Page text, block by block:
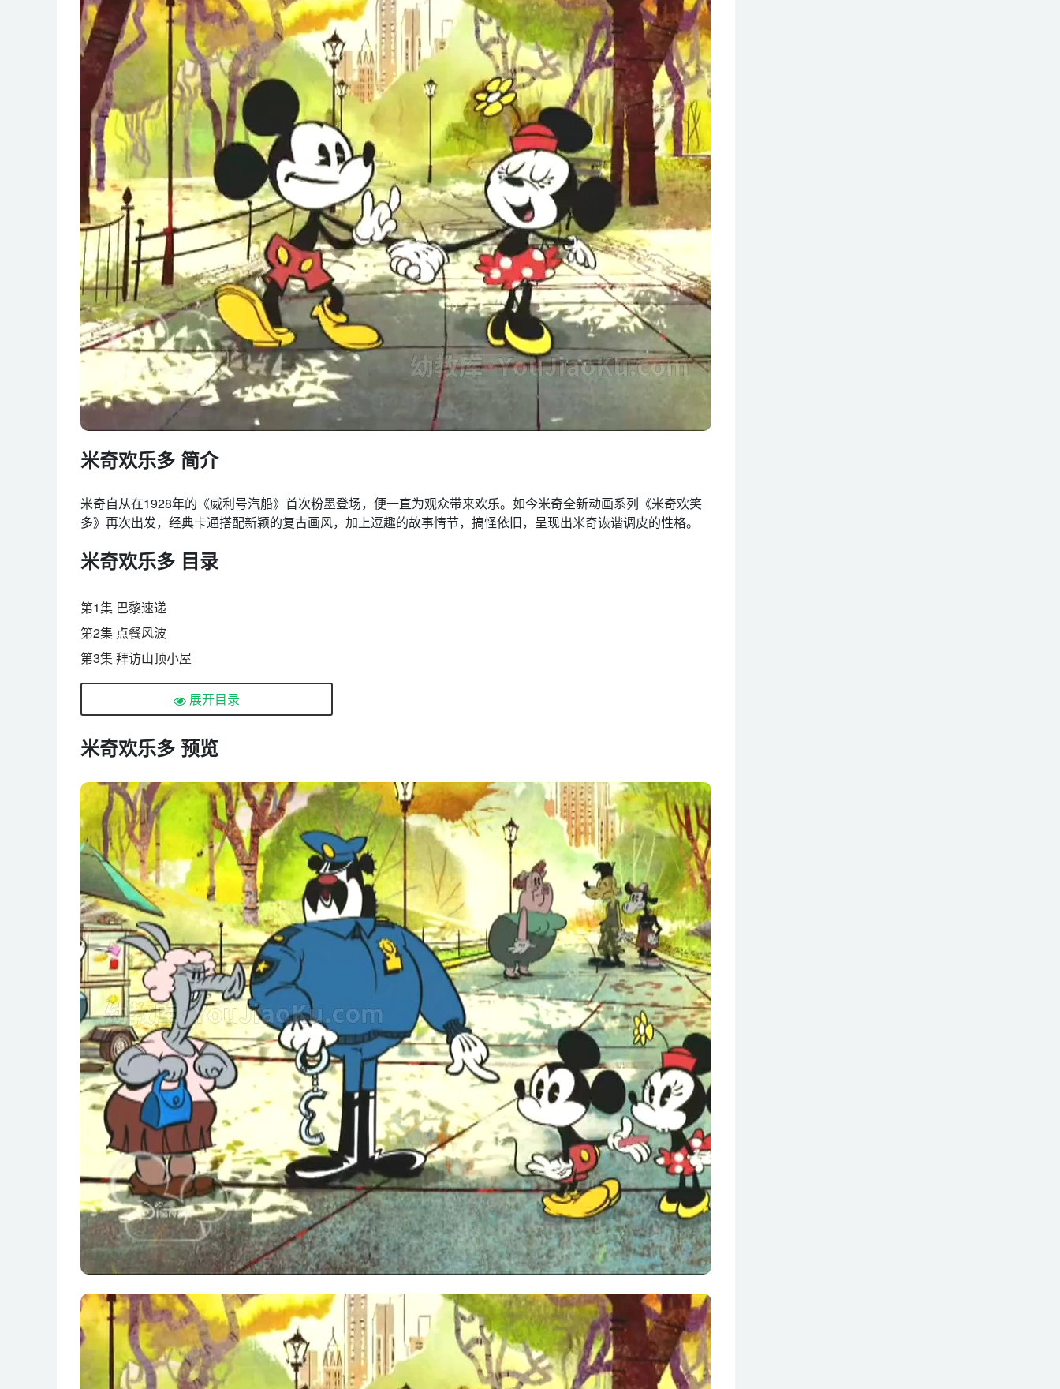
米奇欢乐多 简介
米奇自从在1928年的《威利号汽船》首次粉墨登场，便一直为观众带来欢乐。如今米奇全新动画系列《米奇欢笑
多》再次出发，经典卡通搭配新颖的复古画风，加上逗趣的故事情节，搞怪依旧，呈现出米奇诙谐调皮的性格。
米奇欢乐多 目录
第1集 巴黎速递
第2集 点餐风波
第3集 拜访山顶小屋
第4集 纽约热狗
第7集 鬼朋友
第8集 耳朵大遁逃
第9集 惊魂记
第10集 熊猫大乐园
第11集 电灯泡
第12集 狗展
第13集 我的米妮
第14集 梦游
第15集 足球大赛
第16集 马铃薯乐园
第17集 可爱的一封
第18集 脚掌痛痛症
第19集 摔角
展开目录
米奇欢乐多 预览